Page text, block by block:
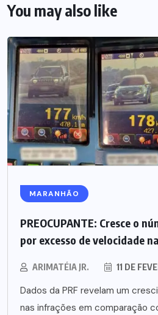
You may also like
MARANHÃO
PREOCUPANTE: Cresce o
por excesso de velocidade
ARIMATÉIA JR. 11 DE
Dados da PRF revelam um
nas infrações em comparação